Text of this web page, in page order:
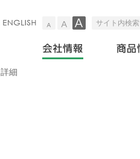
小 大
サイト内検索
詳細